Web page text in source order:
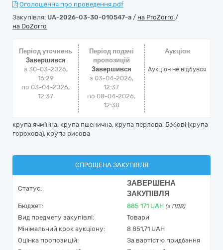
Оголошення про проведення.pdf
Закупівля: UA-2026-03-30-010547-a / на ProZorro /
на DoZorro
Період уточнень
Завершився
з 30-03-2026,
16:29
по 03-04-2026,
12:37
Період подачі
пропозицій
Завершився
з 03-04-2026,
12:37
по 08-04-2026,
12:38
Аукціон
Аукціон не відбувся
крупа ячмінна, крупа пшенична, крупа перлова, Бобові (крупа
горохова), крупа рисова
СПРОЩЕНА ЗАКУПІВЛЯ
Статус:
ЗАВЕРШЕНА
ЗАКУПІВЛЯ
Бюджет: 885 171 UAH (з ПДВ)
Вид предмету закупівлі:
Товари
Мінімальний крок аукціону:
8 851,71 UAH
Оцінка пропозицій:
За вартістю придбання